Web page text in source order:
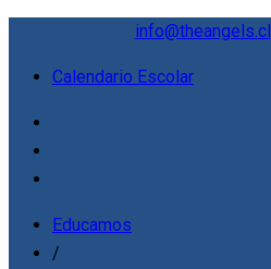
info@theangels.cl
Calendario Escolar
Educamos
/